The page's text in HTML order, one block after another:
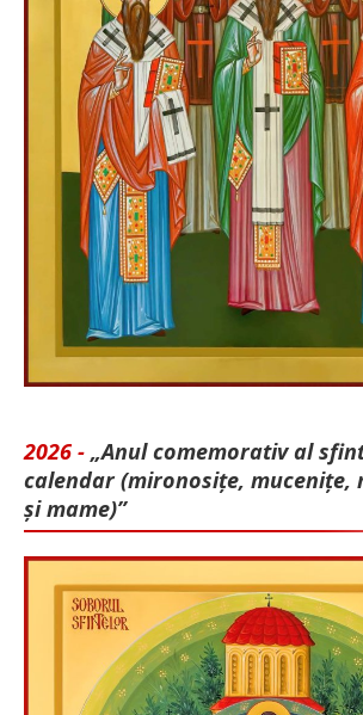
2026 - „Anul comemorativ al
calendar (mironosițe, mu­cenițe,
și mame)”